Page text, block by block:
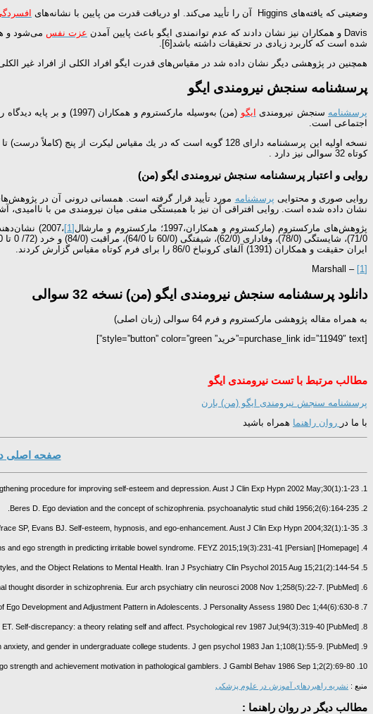
وضعیتی که یافته‌های Higgins آن را تأیید می‌کند. او دریافت قدرت من پایین با نشانه‌های
Davis و همکاران نیز نشان دادند که عدم توانمندی ایگو باعث پایین آمدن
عزت نفس می‌شود و
شده است که کاربرد زیادی در تحقیقات داشته باشد[6].
همچنین در پژوهشی دیگر نشان داده شد در مقیاس‌های قدرت ایگو افراد الکلی از افراد غیر الکلی
پرسشنامه سنجش نیرومندی ایگو
پرسشنامه سنجش نیرومندی ایگو (من) به‌وسیله ماركستروم و همكاران (1997) و بر پایه دیدگاه روانی اجتماعی
اجتماعی است.
کوتاه 32 سوالی نیز دارد .
روایی و اعتبار پرسشنامه سنجش نیرومندی ایگو (من)
روایی صوری و محتوایی پرسشنامه مورد تأیید قرار گرفته است. همسانی درونی آن در
نشان داده شده است. روایی افتراقی آن نیز با همبستگی منفی میان نیرومندی من با ناامیدی،
پژوهش‌های مارکستروم (ماركستروم و همکاران،1997؛ ماركستروم و مارشال
[1]
ایران حقیقت و همکاران (1391) آلفای کرونباخ 86/0 را برای فرم کوتاه مقیاس گزارش کردند.
[1]
– Marshall
دانلود پرسشنامه سنجش نیرومندی ایگو (من) نسخه 32 سوالی
به همراه مقاله پژوهشی مارکستروم و فرم 64 سوالی (زبان اصلی)
[purchase_link id=”11949″ text=”خرید” style=”button” color=”green”]
مطالب مرتبط با تست نیرومندی ایگو
پرسشنامه سنجش نیرومندی ایگو (من) بارن
با ما در روان راهنما همراه باشید
صفحه اصلی
1. Lavertue NE, Kumar VK, Pekala RJ. The effectiveness of a hypnotic ego-strengthening procedure for improving self-esteem and depression. Aust J Clin Exp Hypn 2002 May;30(1):1-23.
2. Beres D. Ego deviation and the concept of schizophrenia. psychoanalytic stud child 1956;2(6):164-235.
3. Stafrace SP, Evans BJ. Self-esteem, hypnosis, and ego-enhancement. Aust J Clin Exp Hypn 2004;32(1):1-35.
4. Koochaki-Ravandi M, Monirpour N, Arj A. The role of attachment styles, quality of object relations and ego strength in predicting irritable bowel syndrome. FEYZ 2015;19(3):231-41 [Persian] [Homepage]
5. Jamil L, Atef Vahid M, Dehghani M, Habibi M. The Mental Health Through Psychodynamic Perspective: The Relationship between the Ego Strength, The Defense Styles, and the Object Relations to Mental Health. Iran J Psychiatry Clin Psychol 2015 Aug 15;21(2):144-54.
6. Leube D, Whitney C, Kircher T. The neural correlates of ego-disturbances (passivity phenomena) and formal thought disorder in schizophrenia. Eur arch psychiatry clin neurosci 2008 Nov 1;258(5):22-7. [PubMed]
7. Gold SN. Relations Between Level of Ego Development and Adjustment Pattern in Adolescents. J Personality Assess 1980 Dec 1;44(6):630-8.
8. Higgins ET. Self-discrepancy: a theory relating self and affect. Psychological rev 1987 Jul;94(3):319-40 [PubMed]
9. Davis SF, Bremer SA, Anderson BJ, Tramill JL. The interrelationships of ego strength, self-esteem, death anxiety, and gender in undergraduate college students. J gen psychol 1983 Jan 1;108(1):55-9. [PubMed]
10. Taber JI, Russo AM, Adkins BJ, McCormick RA. Ego strength and achievement motivation in pathological gamblers. J Gambl Behav 1986 Sep 1;2(2):69-80.
منبع : نشریه راهبردهای آموزش در علوم پزشکی
مطالب دیگر در روان راهنما :